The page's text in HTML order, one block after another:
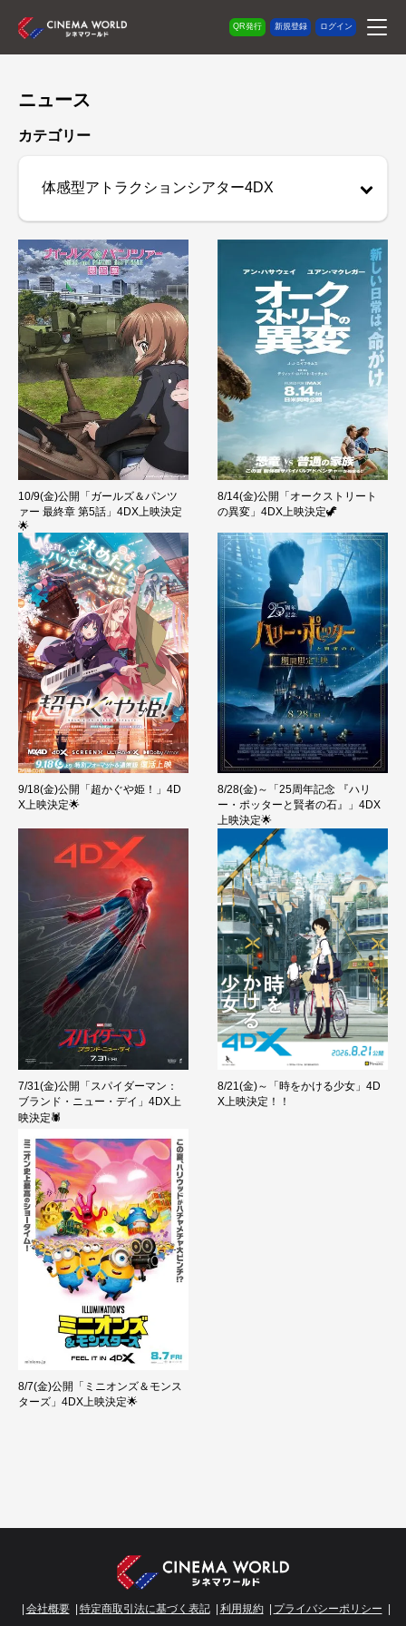
QR発行 新規登録 ログイン
ニュース
カテゴリー
10/9(金)公開「ガールズ＆パンツ
ァー 最終章 第5話」4DX上映決定
🌟
8/14(金)公開「オークストリート
の異変」4DX上映決定🦖
9/18(金)公開「超かぐや姫！」4D
X上映決定🌟
8/28(金)～「25周年記念 『ハリ
ー・ポッターと賢者の石』」4DX
上映決定🌟
7/31(金)公開「スパイダーマン：
ブランド・ニュー・デイ」4DX上
映決定🕷
8/21(金)～「時をかける少女」4D
X上映決定！！
8/7(金)公開「ミニオンズ＆モンス
ターズ」4DX上映決定🌟
会社概要 特定商取引法に基づく表記 利用規約 プライバシーポリシー